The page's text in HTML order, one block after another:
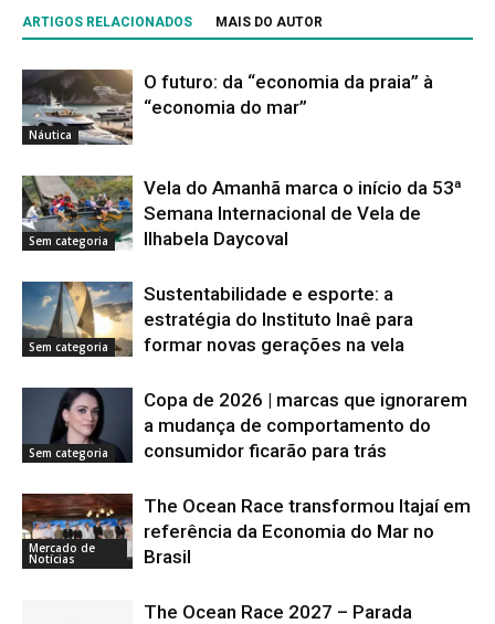
ARTIGOS RELACIONADOS MAIS DO AUTOR
Náutica
O futuro: da “economia da praia” à
“economia do mar”
Sem categoria
Vela do Amanhã marca o início da 53ª
Semana Internacional de Vela de
Ilhabela Daycoval
Sem categoria
Sustentabilidade e esporte: a
estratégia do Instituto Inaê para
formar novas gerações na vela
Sem categoria
Copa de 2026 | marcas que ignorarem
a mudança de comportamento do
consumidor ficarão para trás
Mercado de
Notícias
The Ocean Race transformou Itajaí em
referência da Economia do Mar no
Brasil
The Ocean Race 2027 – Parada